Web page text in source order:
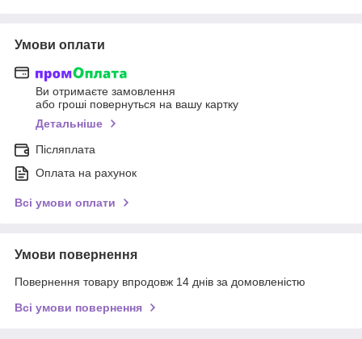
Умови оплати
Ви отримаєте замовлення
або гроші повернуться на вашу картку
Детальніше
Післяплата
Оплата на рахунок
Всі умови оплати
Умови повернення
Повернення товару впродовж 14 днів за домовленістю
Всі умови повернення